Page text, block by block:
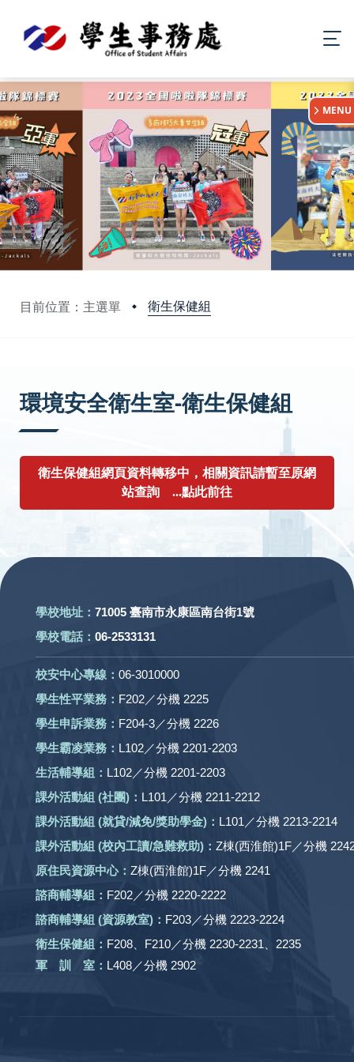
目前位置：主選單 衛生保健組
MENU
環境安全衛生室-衛生保健組
衛生保健組網頁資料轉移中，相關資訊請暫至原網
站查詢 ...點此前往
學校地址： 71005 臺南市永康區南台街1號
學校電話： 06-2533131
校安中心專線： 06-3010000
學生性平業務： F202／分機 2225
學生申訴業務： F204-3／分機 2226
學生霸凌業務： L102／分機 2201-2203
生活輔導組： L102／分機 2201-2203
課外活動組 (社團) ： L101／分機 2211-2212
課外活動組 (就貸/減免/獎助學金)： L101／分機 2213-2214
課外活動組 (校內工讀/急難救助) ： Z棟(西淮館)1F／分機
原住民資源中心： Z棟(西淮館)1F／分機 2241
諮商輔導組： F202／分機 2220-2222
諮商輔導組 (資源教室)： F203／分機 2223-2224
衛生保健組： F208、F210／分機 2230-2231、2235
軍 訓 室： L408／分機 2902